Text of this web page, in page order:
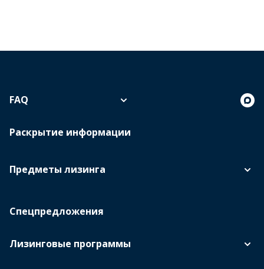
Предметы лизинга
Спецпредложения
Лизинговые программы
FAQ
Раскрытие информации